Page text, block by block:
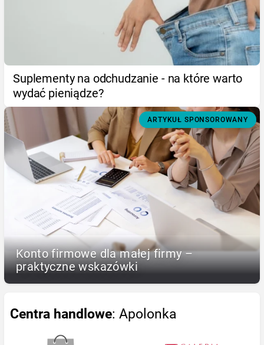
Suplementy na odchudzanie - na które warto
wydać pieniądze?
ARTYKUŁ SPONSOROWANY
Konto firmowe dla małej firmy –
praktyczne wskazówki
Centra handlowe: Apolonka